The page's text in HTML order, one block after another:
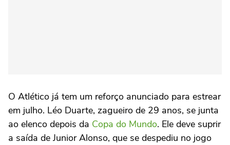
O Atlético já tem um reforço anunciado para estrear
em julho. Léo Duarte, zagueiro de 29 anos, se junta
ao elenco depois da Copa do Mundo. Ele deve suprir
a saída de Junior Alonso, que se despediu no jogo